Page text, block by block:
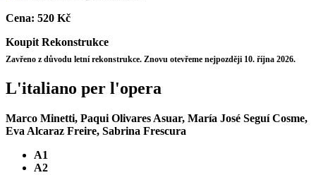
Cena: 520 Kč
Koupit Rekonstrukce
Zavřeno z důvodu letní rekonstrukce. Znovu otevřeme nejpozději 10. října 2026.
L'italiano per l'opera
Marco Minetti, Paqui Olivares Asuar, María José Seguí Cosme,
Eva Alcaraz Freire, Sabrina Frescura
A1
A2